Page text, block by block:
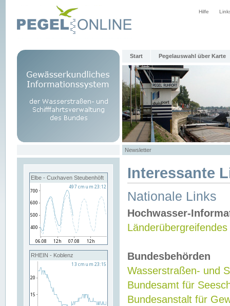
Hilfe
Start Pegelauswahl über Karte
Newsletter
Elbe - Cuxhaven Steubenhöft
RHEIN - Koblenz
Interessante
Nationale Links
Hochwasser-
Bundesbehörden
Wasserstraßen- und
Bundesamt für
Bundesanstalt für